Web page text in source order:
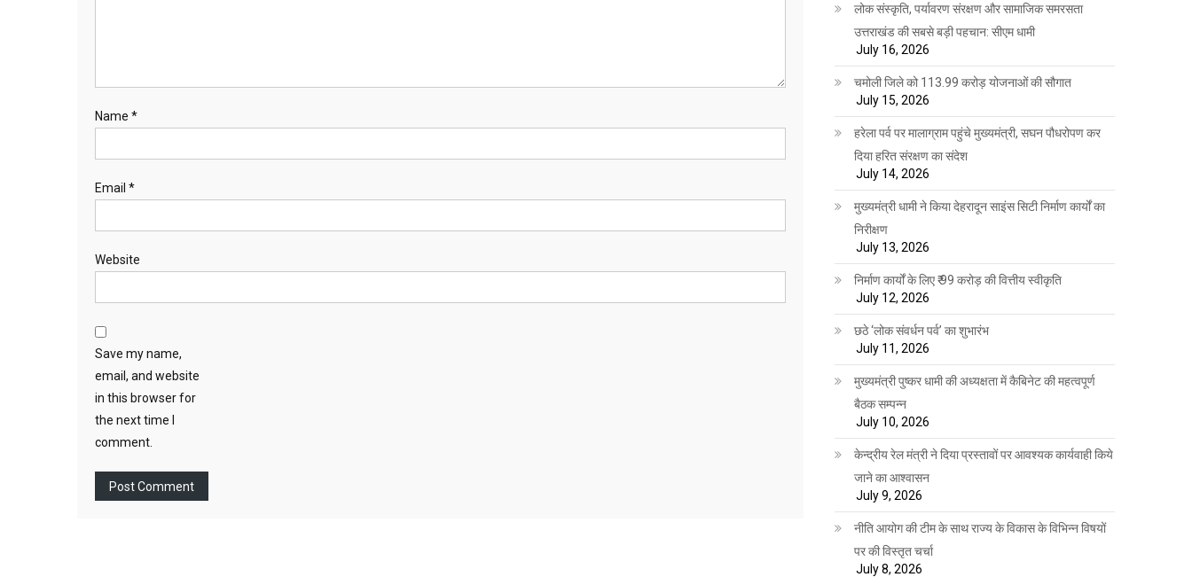
Name *
Email *
Website
Save my name,
email, and website
in this browser for
the next time I
comment.
लोक संस्कृति, पर्यावरण संरक्षण और सामाजिक समरसता
उत्तराखंड की सबसे बड़ी पहचान: सीएम धामी
July 16, 2026
चमोली जिले को 113.99 करोड़ योजनाओं की सौगात
July 15, 2026
हरेला पर्व पर मालाग्राम पहुंचे मुख्यमंत्री, सघन पौधरोपण कर
दिया हरित संरक्षण का संदेश
July 14, 2026
मुख्यमंत्री धामी ने किया देहरादून साइंस सिटी निर्माण कार्यों का
निरीक्षण
July 13, 2026
निर्माण कार्यों के लिए ₹ 99 करोड़ की वित्तीय स्वीकृति
July 12, 2026
छठे ‘लोक संवर्धन पर्व’ का शुभारंभ
July 11, 2026
मुख्यमंत्री पुष्कर धामी की अध्यक्षता में कैबिनेट की महत्वपूर्ण
बैठक सम्पन्न
July 10, 2026
केन्द्रीय रेल मंत्री ने दिया प्रस्तावों पर आवश्यक कार्यवाही किये
जाने का आश्वासन
July 9, 2026
नीति आयोग की टीम के साथ राज्य के विकास के विभिन्न विषयों
पर की विस्तृत चर्चा
July 8, 2026